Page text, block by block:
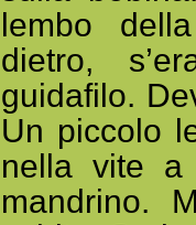
lembo
dietro,
guidafilo.
Un piccolo
nella vite a
mandrino.